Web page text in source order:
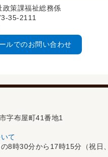
策課福祉総務係
35-2111
ルでのお問い合わせ
字布屋町41番地1
て
8時30分から17時15分（祝日